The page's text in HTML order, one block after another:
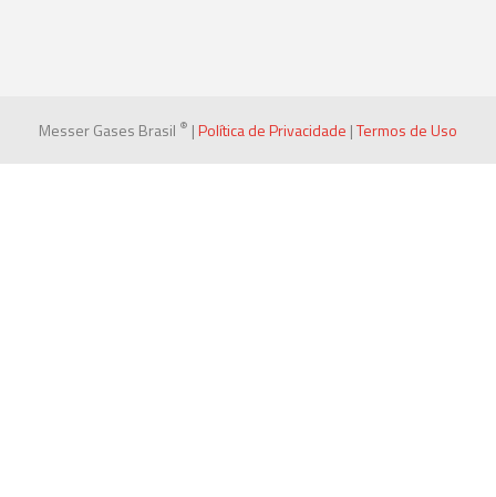
Messer Gases Brasil ® |Política de Privacidade |Termos de Uso